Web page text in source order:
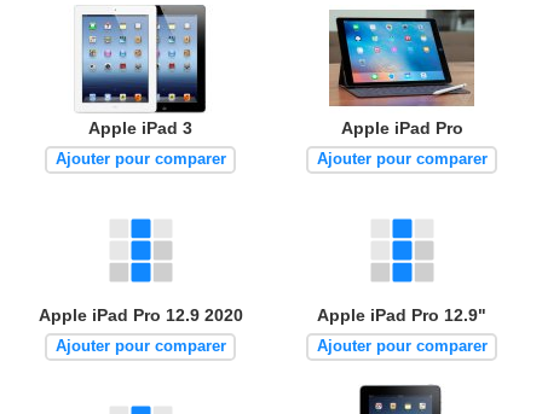
Apple iPad 3
Ajouter pour comparer
Apple iPad Pro
Ajouter pour comparer
Apple iPad Pro 12.9 2020
Ajouter pour comparer
Apple iPad Pro 12.9"
Ajouter pour comparer